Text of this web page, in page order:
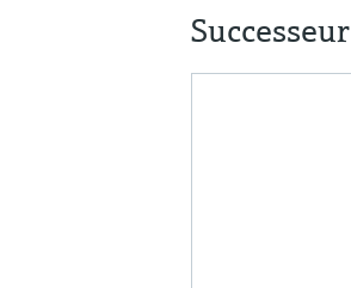
Successeur